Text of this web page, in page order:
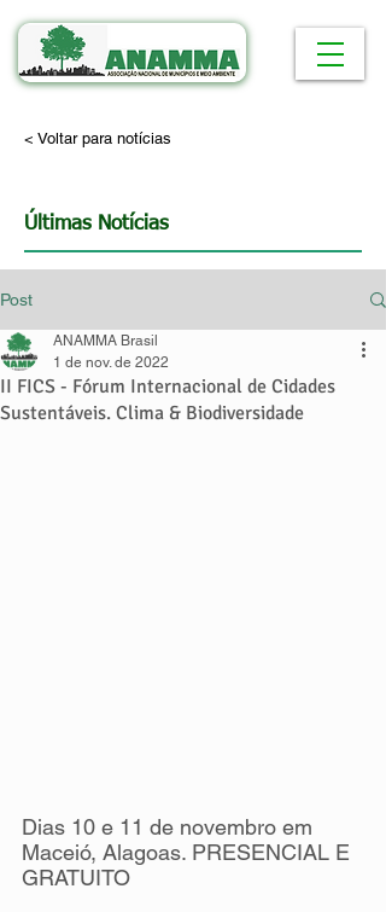
< Voltar para notícias
Últimas Notícias
Post
II FICS - Fórum Internacional de Cidades
Sustentáveis. Clima & Biodiversidade
ANAMMA Brasil
1 de nov. de 2022
Dias 10 e 11 de novembro em
Maceió, Alagoas. PRESENCIAL E
GRATUITO